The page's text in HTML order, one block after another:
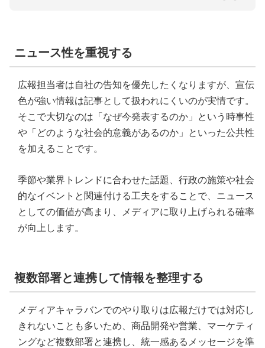
ニュース性を重視する
広報担当者は自社の告知を優先したくなりますが、宣伝
色が強い情報は記事として扱われにくいのが実情です。
そこで大切なのは「なぜ今発表するのか」という時事性
や「どのような社会的意義があるのか」といった公共性
を加えることです。
季節や業界トレンドに合わせた話題、行政の施策や社会
的なイベントと関連付ける工夫をすることで、ニュース
としての価値が高まり、メディアに取り上げられる確率
が向上します。
複数部署と連携して情報を整理する
メディアキャラバンでのやり取りは広報だけでは対応し
きれないことも多いため、商品開発や営業、マーケティ
ングなど複数部署と連携し、統一感あるメッセージを準